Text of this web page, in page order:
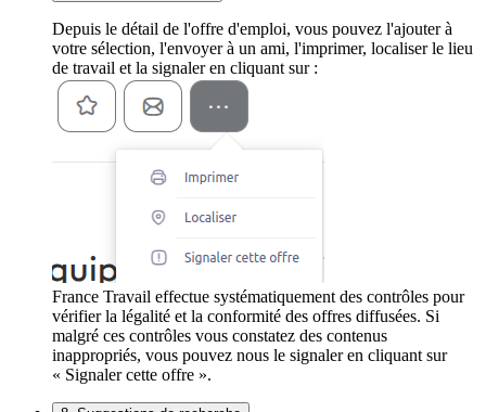
Depuis le détail de l'offre d'emploi, vous pouvez l'ajouter à
votre sélection, l'envoyer à un ami, l'imprimer, localiser le lieu
de travail et la signaler en cliquant sur :
France Travail effectue systématiquement des contrôles pour
vérifier la légalité et la conformité des offres diffusées. Si
malgré ces contrôles vous constatez des contenus
inappropriés, vous pouvez nous le signaler en cliquant sur
« Signaler cette offre ».